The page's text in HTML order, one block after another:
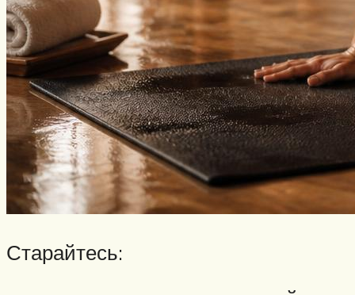
Старайтесь: